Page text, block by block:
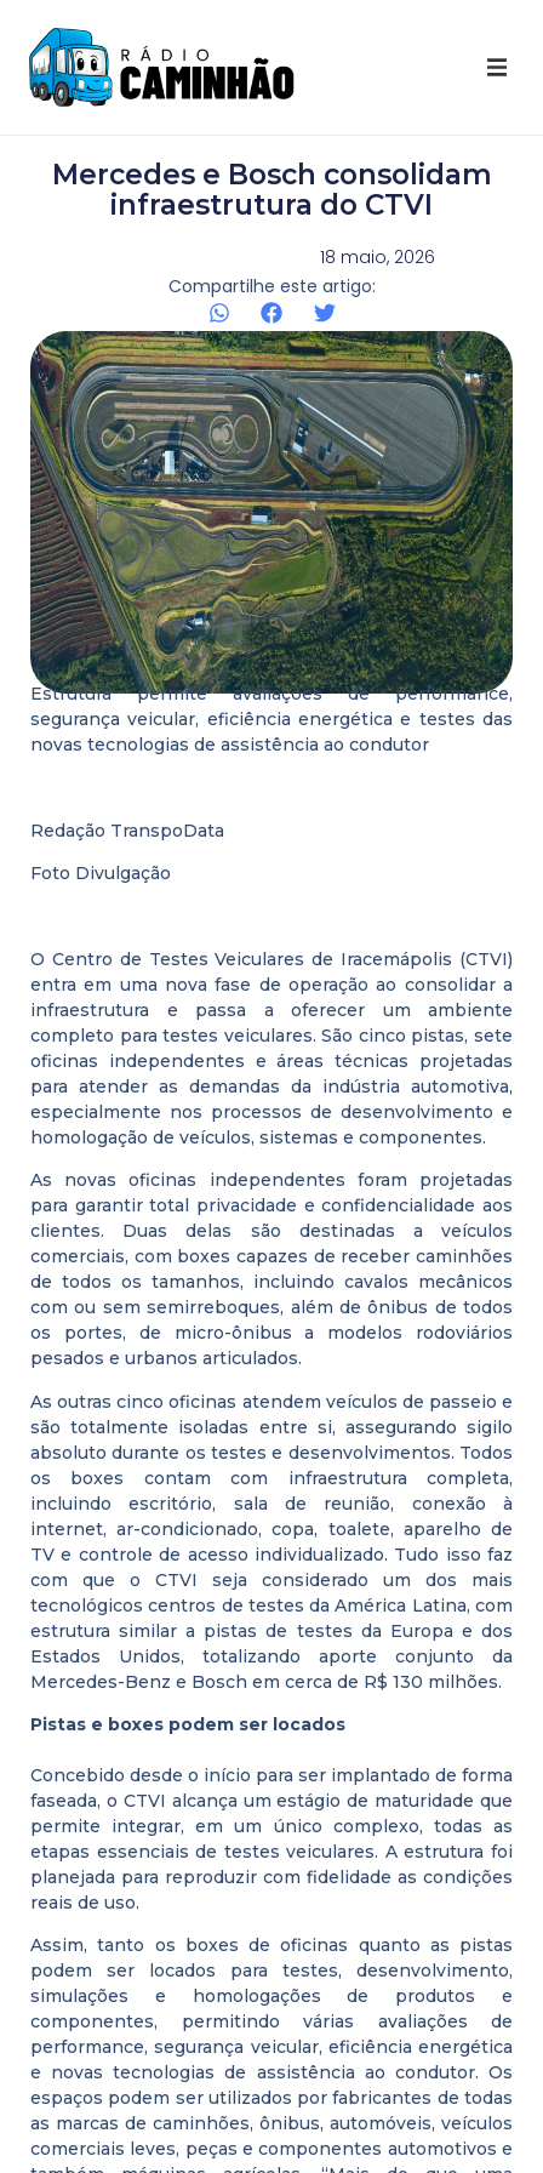
Destaques Youtube
Galeria de Fotos
Agenda
Contato
Mercedes e Bosch consolidam
infraestrutura do CTVI
18 maio, 2026
Compartilhe este artigo:
Estrutura permite avaliações de performance,
segurança veicular, eficiência energética e testes das
novas tecnologias de assistência ao condutor
Redação TranspoData
Foto Divulgação
O Centro de Testes Veiculares de Iracemápolis (CTVI)
entra em uma nova fase de operação ao consolidar a
infraestrutura e passa a oferecer um ambiente
completo para testes veiculares. São cinco pistas, sete
oficinas independentes e áreas técnicas projetadas
para atender as demandas da indústria automotiva,
especialmente nos processos de desenvolvimento e
homologação de veículos, sistemas e componentes.
As novas oficinas independentes foram projetadas
para garantir total privacidade e confidencialidade aos
clientes. Duas delas são destinadas a veículos
comerciais, com boxes capazes de receber caminhões
de todos os tamanhos, incluindo cavalos mecânicos
com ou sem semirreboques, além de ônibus de todos
os portes, de micro-ônibus a modelos rodoviários
pesados e urbanos articulados.
As outras cinco oficinas atendem veículos de passeio e
são totalmente isoladas entre si, assegurando sigilo
absoluto durante os testes e desenvolvimentos. Todos
os boxes contam com infraestrutura completa,
incluindo escritório, sala de reunião, conexão à
internet, ar-condicionado, copa, toalete, aparelho de
TV e controle de acesso individualizado. Tudo isso faz
com que o CTVI seja considerado um dos mais
tecnológicos centros de testes da América Latina, com
estrutura similar a pistas de testes da Europa e dos
Estados Unidos, totalizando aporte conjunto da
Mercedes-Benz e Bosch em cerca de R$ 130 milhões.
Pistas e boxes podem ser locados
Concebido desde o início para ser implantado de forma
faseada, o CTVI alcança um estágio de maturidade que
permite integrar, em um único complexo, todas as
etapas essenciais de testes veiculares. A estrutura foi
planejada para reproduzir com fidelidade as condições
reais de uso.
Assim, tanto os boxes de oficinas quanto as pistas
podem ser locados para testes, desenvolvimento,
simulações e homologações de produtos e
componentes, permitindo várias avaliações de
performance, segurança veicular, eficiência energética
e novas tecnologias de assistência ao condutor. Os
espaços podem ser utilizados por fabricantes de todas
as marcas de caminhões, ônibus, automóveis, veículos
comerciais leves, peças e componentes automotivos e